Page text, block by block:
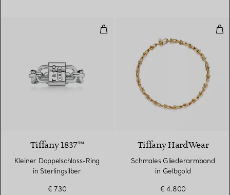
Kleiner Doppelschloss-Ring in
Tiffany 1837™
Kleiner Doppelschloss-Ring
in Sterlingsilber
€ 730
Tiffany HardWear
Schmales Gliederarmband
in Gelbgold
€ 4.800